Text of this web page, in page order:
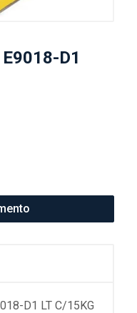
D1
D1 LT C/15KG